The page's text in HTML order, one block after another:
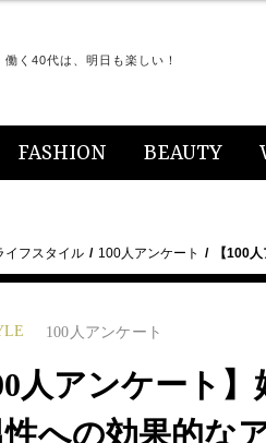
働く40代は、明日も楽しい！
FASHION BEAUTY
イフスタイル 100人アンケート 【100
100人アンケート
人アンケート
への効果的な